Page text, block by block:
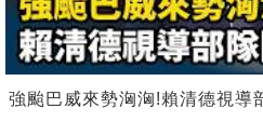
強颱巴威來勢洶洶!賴清德視導